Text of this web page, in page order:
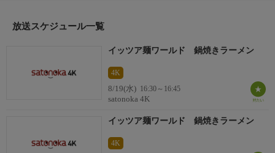
放送スケジュール一覧
イッツア麺ワールド 鍋焼きラーメン
4K
8/19(水) 16:30～16:45
satonoka 4K
イッツア麺ワールド 鍋焼きラーメン
4K